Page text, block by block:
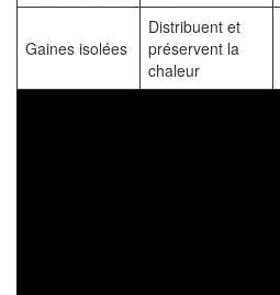
Gaines isolées
Distribuent et
préservent la
chaleur